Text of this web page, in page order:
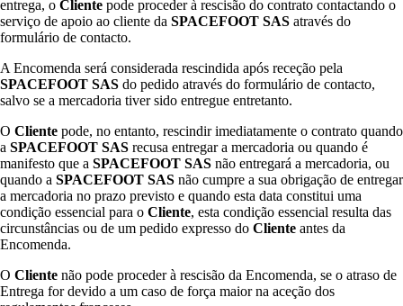
entrega, o Cliente pode proceder à rescisão do contrato contactando o
serviço de apoio ao cliente da SPACEFOOT SAS através do
formulário de contacto.
A Encomenda será considerada rescindida após receção pela
SPACEFOOT SAS do pedido através do formulário de contacto,
salvo se a mercadoria tiver sido entregue entretanto.
O Cliente pode, no entanto, rescindir imediatamente o contrato quando
a SPACEFOOT SAS recusa entregar a mercadoria ou quando é
manifesto que a SPACEFOOT SAS não entregará a mercadoria, ou
quando a SPACEFOOT SAS não cumpre a sua obrigação de entregar
a mercadoria no prazo previsto e quando esta data constitui uma
condição essencial para o Cliente, esta condição essencial resulta das
circunstâncias ou de um pedido expresso do Cliente antes da
Encomenda.
O Cliente não pode proceder à rescisão da Encomenda, se o atraso de
Entrega for devido a um caso de força maior na aceção dos